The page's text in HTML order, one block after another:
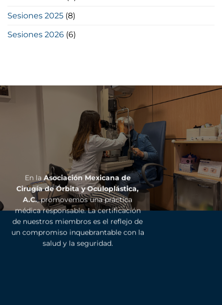
Sesiones 2025 (8)
Sesiones 2026 (6)
En la Asociación Mexicana de
Cirugía de Órbita y Oculoplástica,
A.C., promovemos una práctica
médica responsable. La certificación
de nuestros miembros es el reflejo de
un compromiso inquebrantable con la
salud y la seguridad.